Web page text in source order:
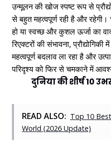
उन्मूलन की खोज स्पष्ट रूप से
से बहुत महत्वपूर्ण रही है और रहेगी।
हो या स्वच्छ और कुशल ऊर्जा का
रिएक्टरों की संभावना,
महत्वपूर्ण बदलाव ला रहा है और
परिदृश्य को फिर से चमकाने में
दुनिया की शीर्ष 10
READ ALSO: Top 10
World (2026 Update)